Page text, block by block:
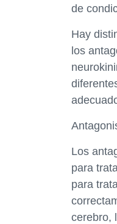
de
Hay
los
Los
para
para
cerebro,